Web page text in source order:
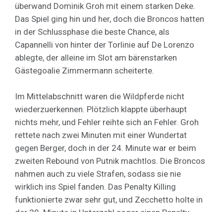
überwand Dominik Groh mit einem starken Deke.
Das Spiel ging hin und her, doch die Broncos hatten
in der Schlussphase die beste Chance, als
Capannelli von hinter der Torlinie auf De Lorenzo
ablegte, der alleine im Slot am bärenstarken
Gästegoalie Zimmermann scheiterte.
Im Mittelabschnitt waren die Wildpferde nicht
wiederzuerkennen. Plötzlich klappte überhaupt
nichts mehr, und Fehler reihte sich an Fehler. Groh
rettete nach zwei Minuten mit einer Wundertat
gegen Berger, doch in der 24. Minute war er beim
zweiten Rebound von Putnik machtlos. Die Broncos
nahmen auch zu viele Strafen, sodass sie nie
wirklich ins Spiel fanden. Das Penalty Killing
funktionierte zwar sehr gut, und Zecchetto holte in